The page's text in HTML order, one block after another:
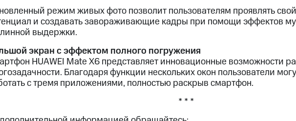
режим живых фото позволит пользователям проявлять
и создавать завораживающие кадры при помощи эффектов
выдержки.
экран с эффектом полного погружения
HUAWEI Mate X6 представляет инновационные возможности
Благодаря функции нескольких окон пользователи
с тремя приложениями, полностью раскрыв смартфон.
* * *